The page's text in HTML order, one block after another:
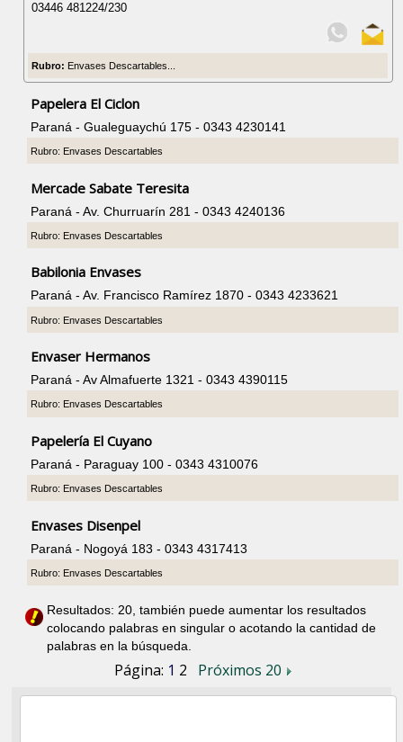
03446 481224/230
Rubro: Envases Descartables...
Papelera El Ciclon
Paraná - Gualeguaychú 175 - 0343 4230141
Rubro: Envases Descartables
Mercade Sabate Teresita
Paraná - Av. Churruarín 281 - 0343 4240136
Rubro: Envases Descartables
Babilonia Envases
Paraná - Av. Francisco Ramírez 1870 - 0343 4233621
Rubro: Envases Descartables
Envaser Hermanos
Paraná - Av Almafuerte 1321 - 0343 4390115
Rubro: Envases Descartables
Papelería El Cuyano
Paraná - Paraguay 100 - 0343 4310076
Rubro: Envases Descartables
Envases Disenpel
Paraná - Nogoyá 183 - 0343 4317413
Rubro: Envases Descartables
Resultados: 20, también puede aumentar los resultados
colocando palabras en singular o acotando la cantidad de
palabras en la búsqueda.
Página: 1 2 Próximos 20